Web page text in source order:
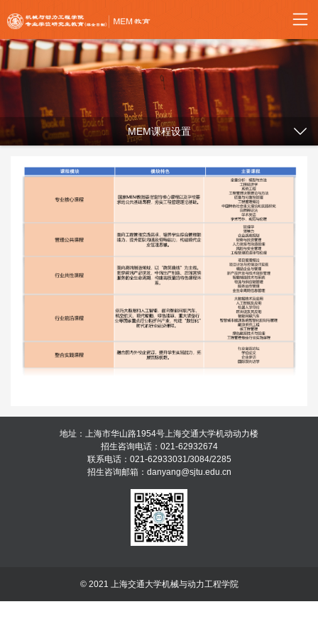
MEM课程设置
地址：上海市华山路1954号上海交通大学机动动力楼
招生咨询电话：021-62932674
联系电话：021-62933031/3084/2285
招生咨询邮箱：danyang@sjtu.edu.cn
© 2021 上海交通大学机械与动力工程学院